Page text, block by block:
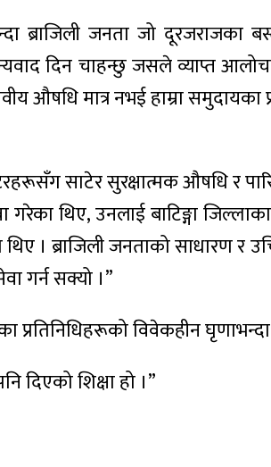
ब्राजिली जनता जो दूरजराजका
दिन चाहन्छु जसले व्याप्त
औषधि मात्र नभई हाम्रा
साटेर सुरक्षात्मक औषधि र
थिए, उनलाई बाटिङ्गा
। ब्राजिली जनताको साधारण
गर्न सक्यो ।”
विवेकहीन
दिएको शिक्षा हो ।”